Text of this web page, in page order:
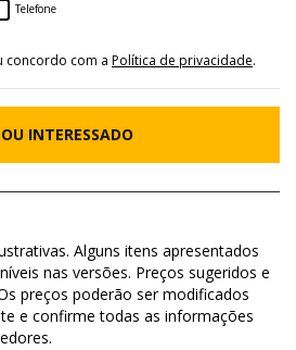
Telefone
concordo com a Política de privacidade.
INTERESSADO
Alguns itens apresentados
nas versões. Preços sugeridos e
preços poderão ser modificados
e confirme todas as informações